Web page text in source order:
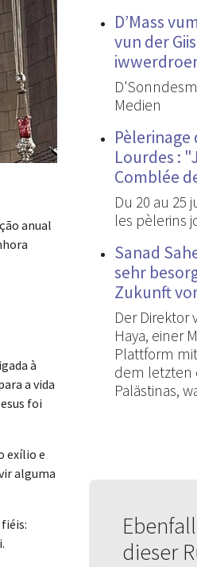
anual
à
a vida
foi
exílio e
alguma
D’Mass
vun der
Medien
Pèlerinage
Lourdes :
Comblée
Du 20 au 25
les pèlerins
Sanad
sehr
Zukunft
Der Direktor
Haya, einer
Plattform
dem letzten
Palästinas,
dieser